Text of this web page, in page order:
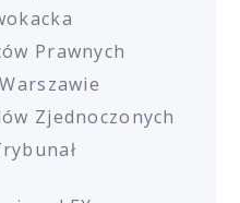
Prawnych
Zjednoczonych